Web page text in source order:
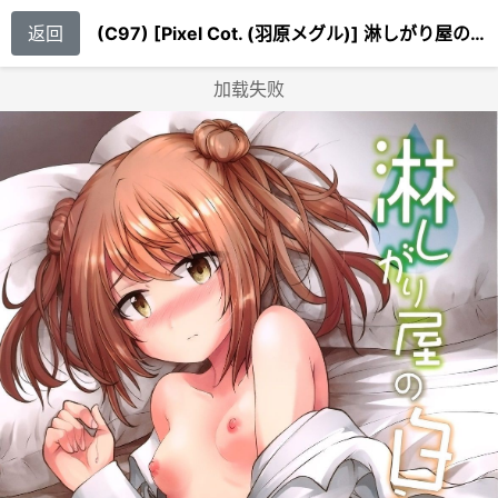
返回 (C97) [Pixel Cot. (羽原メグル)] 淋しがり屋の白うさぎ (艦隊これくしょん -艦これ-)
加载失败